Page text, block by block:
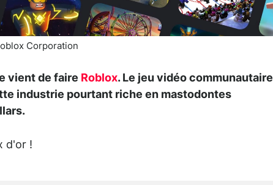
Corporation
vient de faire Roblox. Le jeu vidéo communautaire
industrie pourtant riche en mastodontes
d'or !